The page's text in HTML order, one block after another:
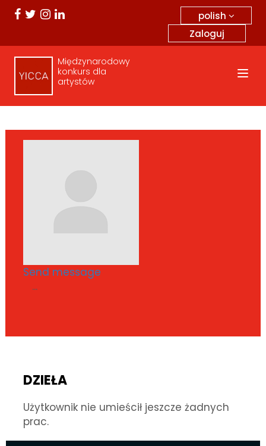
polish
Zaloguj
Międzynarodowy
konkurs dla
artystów
Send message
...
DZIEŁA
Użytkownik nie umieścił jeszcze żadnych
prac.